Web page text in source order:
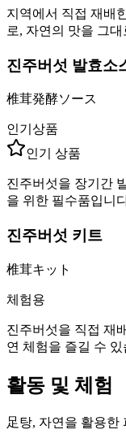
지역에서 직접 재배
로, 자연의 맛을 그
진주버섯 발효소
椎茸発酵ソース
인기상품
인기 상품
진주버섯을 장기간
을 위한 필수품입니
진주버섯 키트
椎茸キット
체험용
진주버섯을 직접 재
연 체험을 즐길 수 있
활동 및 체험
足탕, 자연을 활용한